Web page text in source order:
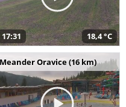
17:31 18,4 °C
Meander Oravice (16 km)